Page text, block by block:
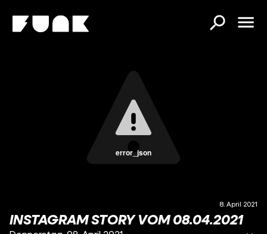
error_json
8. April 2021
INSTAGRAM STORY VOM 08.04.2021